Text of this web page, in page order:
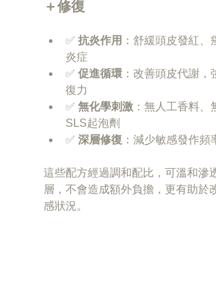
＋修復
✅ 抗炎作用 ：舒緩頭皮發紅、
炎症
✅ 促進循環：改善頭皮代謝，
復力
✅ 無化學刺激：無人工香料、
SLS起泡劑
✅ 深層修復 ：減少敏感發作頻
這些配方經過調和配比，可溫和滲
層，不會造成額外負擔，更有助於
感狀況。